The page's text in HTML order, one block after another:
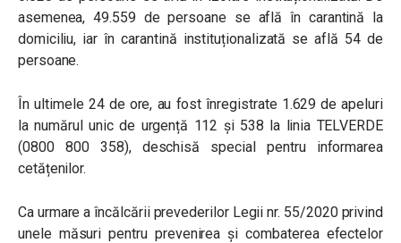
asemenea, 49.559 de persoane se află în carantină la
domiciliu, iar în carantină instituționalizată se află 54 de
persoane.
În ultimele 24 de ore, au fost înregistrate 1.629 de apeluri
la numărul unic de urgență 112 și 538 la linia TELVERDE
(0800 800 358), deschisă special pentru informarea
cetățenilor.
Ca urmare a încălcării prevederilor Legii nr. 55/2020 privind
unele măsuri pentru prevenirea și combaterea efectelor